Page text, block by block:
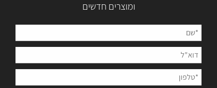
ומוצרים חדשים